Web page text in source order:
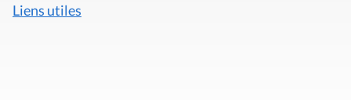
Liens utiles